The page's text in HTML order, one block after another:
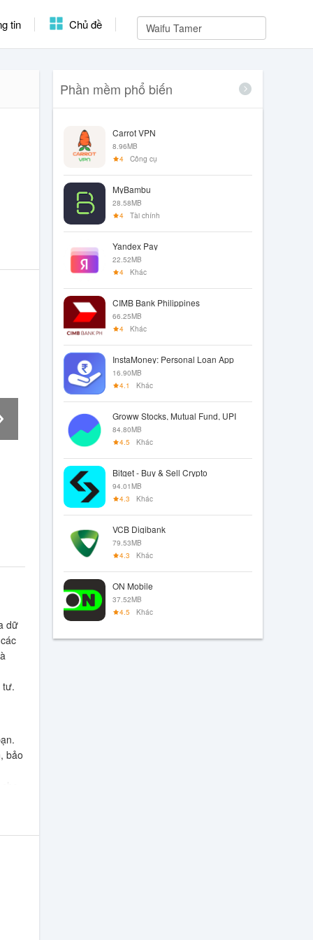
tin Chủ đề
dữ
tư.
bảo
Phần mềm phổ biến
Carrot VPN
8.96MB
4
Công cụ
MyBambu
28.58MB
4
Tài chính
Yandex Pay
22.52MB
4
Khác
CIMB Bank Philippines
66.25MB
4
Khác
InstaMoney: Personal Loan App
16.90MB
4.1
Khác
Groww Stocks, Mutual Fund, UPI
84.80MB
4.5
Khác
Bitget - Buy & Sell Crypto
94.01MB
4.3
Khác
VCB Digibank
79.53MB
4.3
Khác
ON Mobile
37.52MB
4.5
Khác